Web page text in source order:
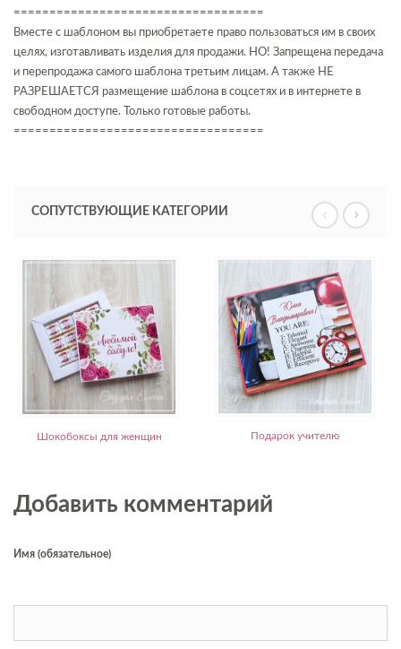
===================================
Вместе с шаблоном вы приобретаете право пользоваться им в своих
целях, изготавливать изделия для продажи. НО! Запрещена передача
и перепродажа самого шаблона третьим лицам. А также НЕ
РАЗРЕШАЕТСЯ размещение шаблона в соцсетях и в интернете в
свободном доступе. Только готовые работы.
===================================
СОПУТСТВУЮЩИЕ КАТЕГОРИИ
Шокобоксы для женщин Подарок учителю
Добавить комментарий
Имя (обязательное)